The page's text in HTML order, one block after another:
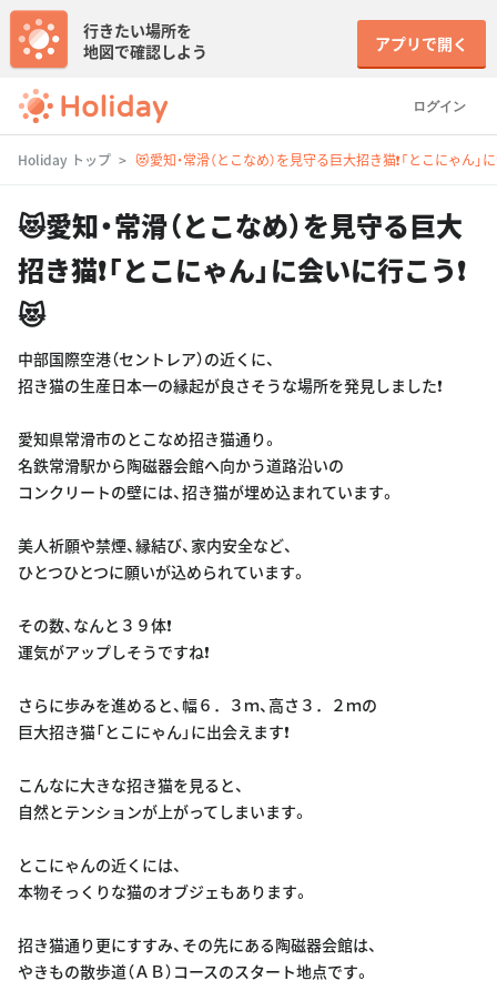
ログイン
行きたい場所を
地図で確認しよう
アプリで開く
Holiday トップ 😻愛知・常滑（とこなめ）を見守る巨大招き猫❗️「とこにゃん」
😻愛知・常滑（とこなめ）を見守る巨大
招き猫❗️「とこにゃん」に会いに行こう❗️
😻
中部国際空港（セントレア）の近くに、
招き猫の生産日本一の縁起が良さそうな場所を発見しました❗️
愛知県常滑市のとこなめ招き猫通り。
名鉄常滑駅から陶磁器会館へ向かう道路沿いの
コンクリートの壁には、招き猫が埋め込まれています。
美人祈願や禁煙、縁結び、家内安全など、
ひとつひとつに願いが込められています。
その数、なんと３９体❗️
運気がアップしそうですね❗️
さらに歩みを進めると、幅６．３ｍ、高さ３．２ｍの
巨大招き猫「とこにゃん」に出会えます❗️
こんなに大きな招き猫を見ると、
自然とテンションが上がってしまいます。
とこにゃんの近くには、
本物そっくりな猫のオブジェもあります。
招き猫通り更にすすみ、その先にある陶磁器会館は、
やきもの散歩道（ＡＢ）コースのスタート地点です。